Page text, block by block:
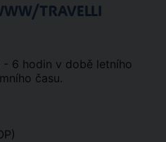
TRAVELLI
- 6 hodin v době letního
času.